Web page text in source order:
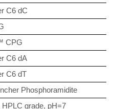
C6 dC
CPG
C6 dA
C6 dT
Phosphoramidite
grade, pH=7